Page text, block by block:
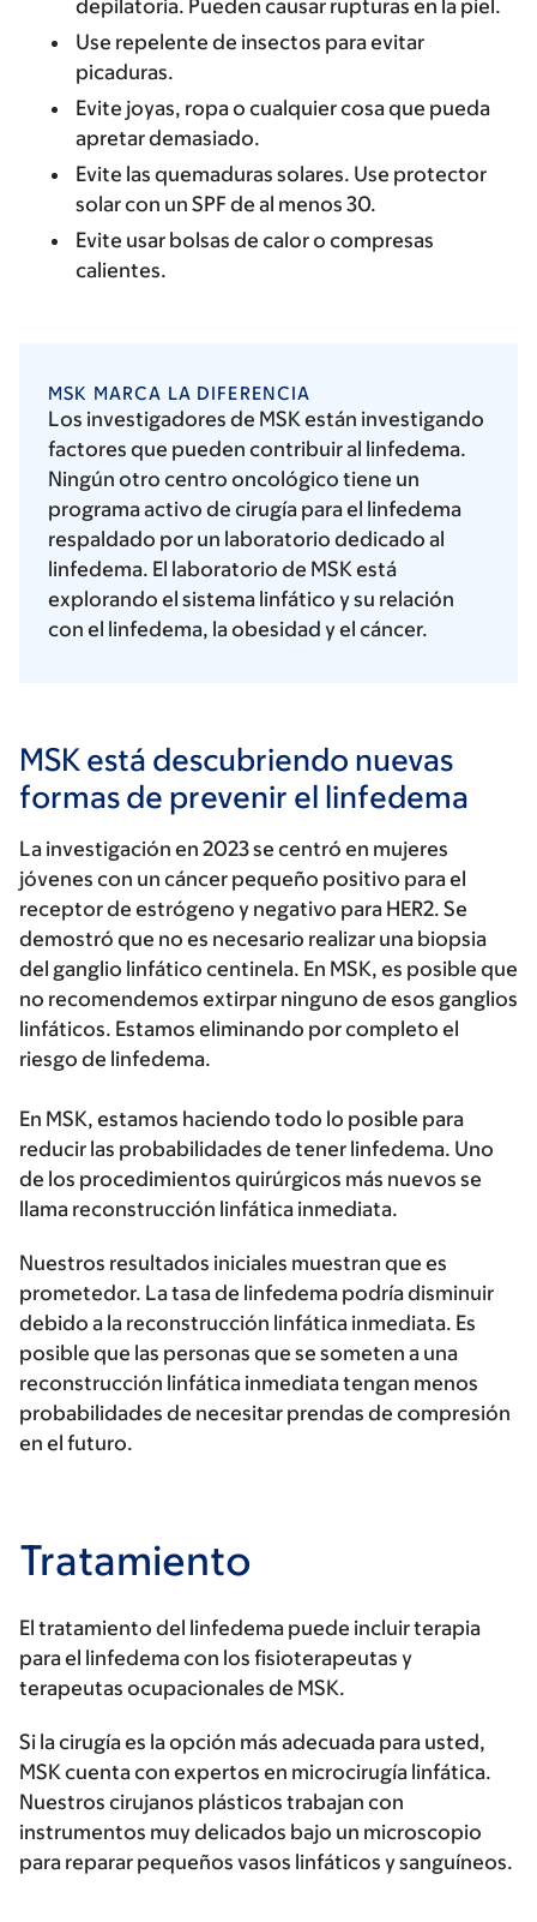
depilatoria. Pueden causar rupturas en la piel.
Use repelente de insectos para evitar
picaduras.
Evite joyas, ropa o cualquier cosa que pueda
apretar demasiado.
Evite las quemaduras solares. Use protector
solar con un SPF de al menos 30.
Evite usar bolsas de calor o compresas
calientes.
MSK MARCA LA DIFERENCIA
Los investigadores de MSK están investigando
factores que pueden contribuir al linfedema.
Ningún otro centro oncológico tiene un
programa activo de cirugía para el linfedema
respaldado por un laboratorio dedicado al
linfedema. El laboratorio de MSK está
explorando el sistema linfático y su relación
con el linfedema, la obesidad y el cáncer.
MSK está descubriendo nuevas
formas de prevenir el linfedema
La investigación en 2023 se centró en mujeres
jóvenes con un cáncer pequeño positivo para el
receptor de estrógeno y negativo para HER2. Se
demostró que no es necesario realizar una biopsia
del ganglio linfático centinela. En MSK, es posible que
no recomendemos extirpar ninguno de esos ganglios
linfáticos. Estamos eliminando por completo el
riesgo de linfedema.
En MSK, estamos haciendo todo lo posible para
reducir las probabilidades de tener linfedema. Uno
de los procedimientos quirúrgicos más nuevos se
llama reconstrucción linfática inmediata.
Nuestros resultados iniciales muestran que es
prometedor. La tasa de linfedema podría disminuir
debido a la reconstrucción linfática inmediata. Es
posible que las personas que se someten a una
reconstrucción linfática inmediata tengan menos
probabilidades de necesitar prendas de compresión
en el futuro.
Tratamiento
El tratamiento del linfedema puede incluir terapia
para el linfedema con los fisioterapeutas y
terapeutas ocupacionales de MSK.
Si la cirugía es la opción más adecuada para usted,
MSK cuenta con expertos en microcirugía linfática.
Nuestros cirujanos plásticos trabajan con
instrumentos muy delicados bajo un microscopio
para reparar pequeños vasos linfáticos y sanguíneos.